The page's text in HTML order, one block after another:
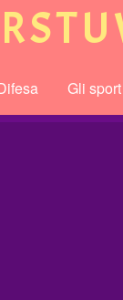
RSTU
Gli sport